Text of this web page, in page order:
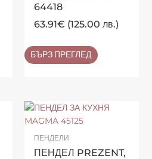
64418
63.91€ (125.00 лв.)
БЪРЗ ПРЕГЛЕД
ПЕНДЕЛИ
ПЕНДЕЛ PREZENT,